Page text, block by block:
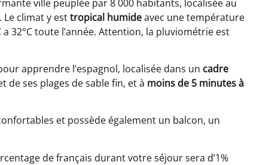
ville peuplée par 8 000 habitants, localisée au
Le climat y esttropical humideavec une température
32°C toute l’année. Attention, la pluviométrie est
apprendre l’espagnol, localisée dans un cadre
de ses plages de sable fin, et à moins de 5 minutes à
et possède également un balcon, un
de français durant votre séjour sera d’1%